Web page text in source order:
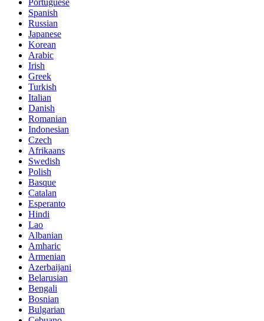
Spanish
Russian
Japanese
Korean
Arabic
Irish
Greek
Turkish
Italian
Danish
Romanian
Indonesian
Czech
Afrikaans
Swedish
Polish
Basque
Catalan
Esperanto
Hindi
Lao
Albanian
Amharic
Armenian
Azerbaijani
Belarusian
Bengali
Bosnian
Bulgarian